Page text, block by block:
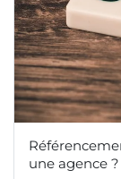
une agence ?